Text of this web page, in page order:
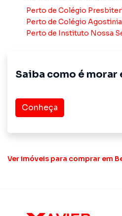
Perto de Colégio
Perto de Colégio
Perto de Instituto Nossa
Saiba como é morar
Conheça
Ver imóveis para comprar em